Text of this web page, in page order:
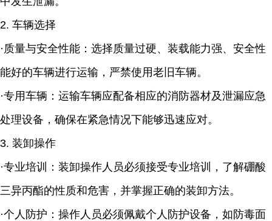
2. 车辆选择
·质量与安全性能：选择质量过硬、装载能力强、安全性
能好的车辆进行运输，严禁使用老旧车辆。
·专用车辆：运输车辆应配备相应的消防器材及泄漏应急
处理设备，确保在紧急情况下能够迅速应对。
3. 装卸操作
·专业培训：装卸操作人员必须接受专业培训，了解硼酸
三异丙酯的性质和危害，并掌握正确的装卸方法。
·个人防护：操作人员必须佩戴个人防护设备，如防毒面